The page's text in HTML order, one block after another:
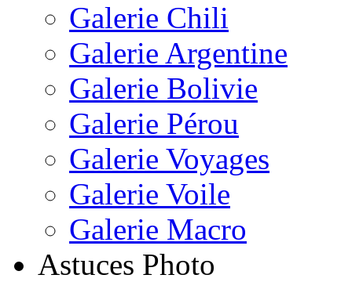
Galerie Chili
Galerie Argentine
Galerie Bolivie
Galerie Pérou
Galerie Voyages
Galerie Voile
Galerie Macro
Astuces Photo